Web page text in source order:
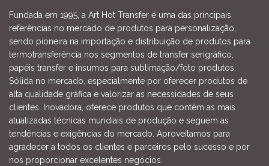
Fundada em 1995, a Art Hot Transfer é uma das principais
referências no mercado de produtos para personalização,
sendo pioneira na importação e distribuição de produtos para
termotransferência nos segmentos de transfer serigráfico,
papéis transfer e insumos para sublimação/foto produtos.
Sólida no mercado, especialmente por oferecer produtos de
alta qualidade gráfica e valorizar as necessidades de seus
clientes. Inovadora, oferece produtos que contêm as mais
atualizadas técnicas mundiais de produção e seguem as
tendências e exigências do mercado. Aproveitamos para
agradecer a todos os clientes e parceiros pelo sucesso e por
nos proporcionar excelentes negócios.